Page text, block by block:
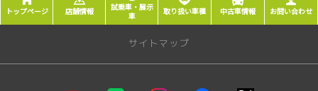
トップページ 店舗情報
試乗車・展示
車
取り扱い車種 中古車情報 お問い合わせ
サイトマップ